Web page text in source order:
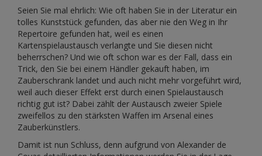
Seien Sie mal ehrlich: Wie oft haben Sie in der Literatur ein
tolles Kunststück gefunden, das aber nie den Weg in Ihr
Repertoire gefunden hat, weil es einen
Kartenspielaustausch verlangte und Sie diesen nicht
beherrschen? Und wie oft schon war es der Fall, dass ein
Trick, den Sie bei einem Händler gekauft haben, im
Zauberschrank landet und auch nicht mehr vorgeführt wird,
weil auch dieser Effekt erst durch einen Spielaustausch
richtig gut ist? Dabei zählt der Austausch zweier Spiele
zweifellos zu den stärksten Waffen im Arsenal eines
Zauberkünstlers.
Damit ist nun Schluss, denn aufgrund von Alexander de